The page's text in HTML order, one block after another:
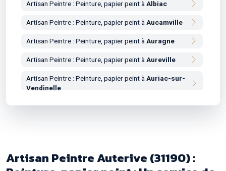
Artisan Peintre : Peinture, papier peint à Albiac
Artisan Peintre : Peinture, papier peint à Aucamville
Artisan Peintre : Peinture, papier peint à Auragne
Artisan Peintre : Peinture, papier peint à Aureville
Artisan Peintre : Peinture, papier peint à Auriac-sur-
Vendinelle
Artisan Peintre : Peinture, papier peint àAuribail
Artisan Peintre : Peinture, papier peint àAuterive
Artisan Peintre Auterive (31190) :